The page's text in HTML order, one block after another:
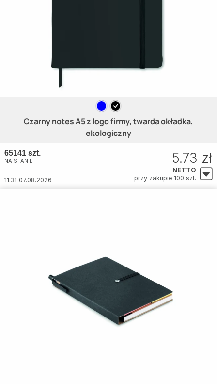
Czarny notes A5 z logo firmy, twarda okładka,
ekologiczny
65141 szt.
NA STANIE
11:31 07.08.2026
5.73 zł
NETTO
przy zakupie 100 szt.